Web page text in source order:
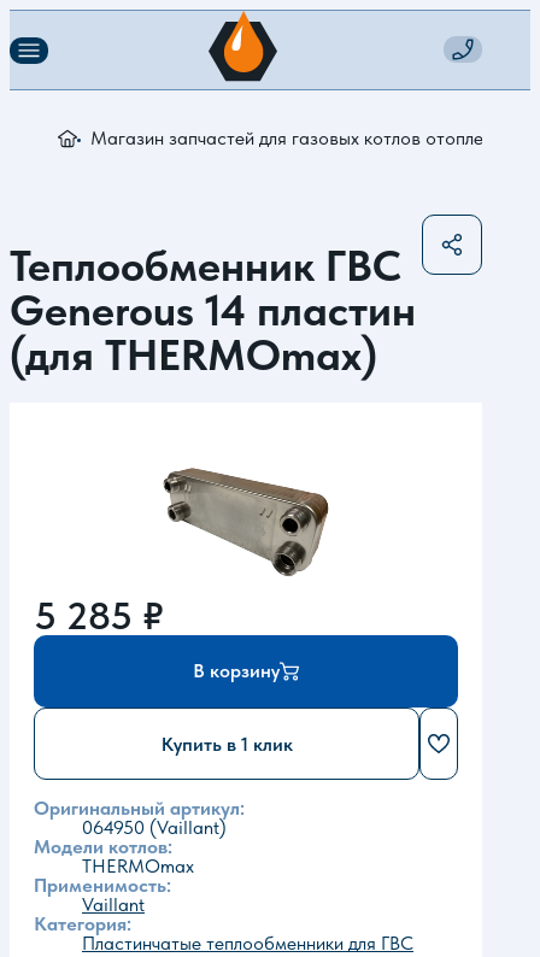
Магазин запчастей для газовых котлов отопления
Теплообменник ГВС
Generous 14 пластин
(для THERMOmax)
5 285 ₽
В корзину
Купить в 1 клик
Оригинальный артикул:
064950 (Vaillant)
Модели котлов:
THERMOmax
Применимость:
Vaillant
Категория:
Пластинчатые теплообменники для ГВС